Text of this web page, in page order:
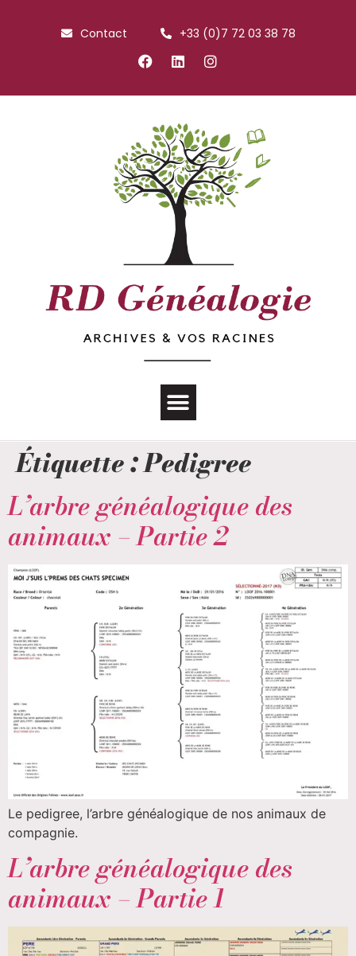
Contact +33 (0)7 72 03 38 78
Étiquette :Pedigree
L’arbre généalogique des
animaux – Partie 2
Le pedigree, l’arbre généalogique de nos animaux de
compagnie.
L’arbre généalogique des
animaux – Partie 1